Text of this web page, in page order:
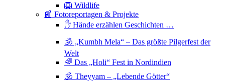
🦁 Wildlife
📰 Fotoreportagen & Projekte
✋ Hände erzählen Geschichten …
🕉 „Kumbh Mela“ – Das größte Pilgerfest der
Welt
🌈 Das „Holi“ Fest in Nordindien
🕉 Theyyam – „Lebende Götter“